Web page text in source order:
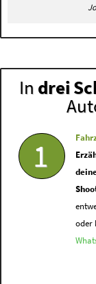
In drei
1
oder